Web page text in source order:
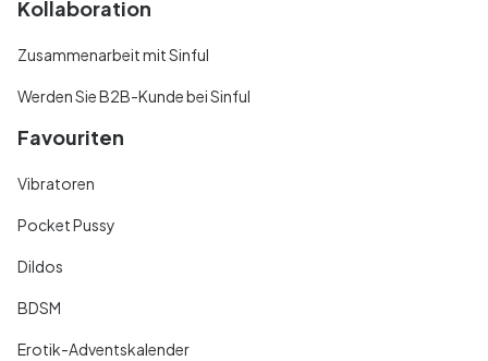
Kollaboration
Zusammenarbeit mit Sinful
Werden Sie B2B-Kunde bei Sinful
Favouriten
Vibratoren
Pocket Pussy
Dildos
BDSM
Erotik-Adventskalender